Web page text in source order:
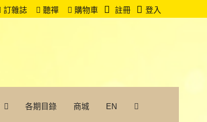
訂雜誌 聽禪 購物車 註冊 登入
各期目錄 商城 EN